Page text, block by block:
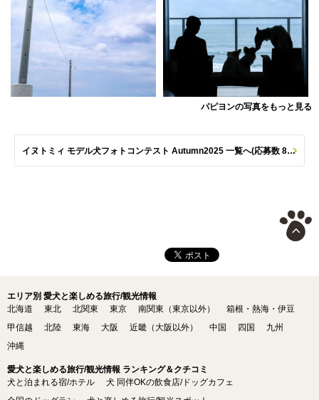
パピヨンの写真をもっと見る
イヌトミィ モデル犬フォトコンテスト Autumn2025 一覧へ(応募数 801枚)
エリア別 愛犬と楽しめる旅行/観光情報
北海道
東北 北関東 東京 南関東（東京以外）
箱根・熱海・伊豆
甲信越
北陸 東海 大阪 近畿（大阪以外） 中国 四国
九州
沖縄
愛犬と楽しめる旅行/観光情報 ランキング＆クチコミ
犬と泊まれる宿/ホテル
犬 同伴OKの飲食店/ドッグカフェ